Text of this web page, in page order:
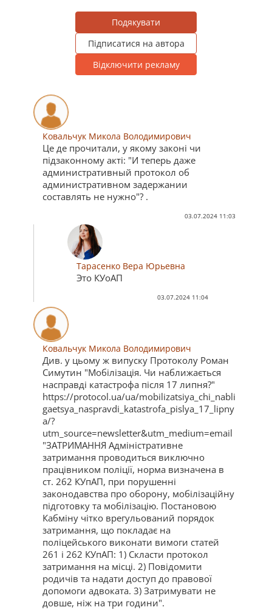
Подякувати
Підписатися на автора
Відключити рекламу
Ковальчук Микола Володимирович
Це де прочитали, у якому законі чи
підзаконному акті: "И теперь даже
административный протокол об
административном задержании
составлять не нужно"? .
03.07.2024 11:03
Тарасенко Вера Юрьевна
Это КУоАП
03.07.2024 11:04
Ковальчук Микола Володимирович
Див. у цьому ж випуску Протоколу Роман
Симутин "Мобілізація. Чи наближається
насправді катастрофа після 17 липня?"
https://protocol.ua/ua/mobilizatsiya_chi_nabli
gaetsya_naspravdi_katastrofa_pislya_17_lipny
a/?
utm_source=newsletter&utm_medium=email
"ЗАТРИМАННЯ Адміністративне
затримання проводиться виключно
працівником поліції, норма визначена в
ст. 262 КУпАП, при порушенні
законодавства про оборону, мобілізаційну
підготовку та мобілізацію. Постановою
Кабміну чітко врегульований порядок
затримання, що покладає на
поліцейського виконати вимоги статей
261 і 262 КУпАП: 1) Скласти протокол
затримання на місці. 2) Повідомити
родичів та надати доступ до правової
допомоги адвоката. 3) Затримувати не
довше, ніж на три години".